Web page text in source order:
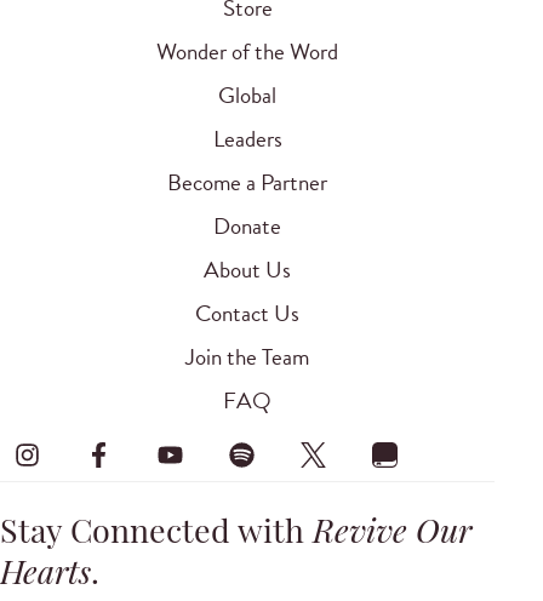
Store
Wonder of the Word
Global
Leaders
Become a Partner
Donate
About Us
Contact Us
Join the Team
FAQ
Stay Connected withRevive Our
Hearts.